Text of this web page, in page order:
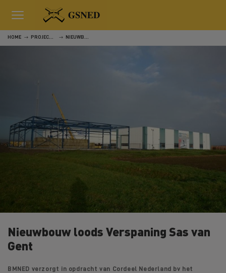
HOME PROJECTEN NIEUWBOUW LOODS VERSPANING SAS VAN GENT
Nieuwbouw loods Verspaning Sas van
Gent
BMNED verzorgt in opdracht van Cordeel Nederland bv het